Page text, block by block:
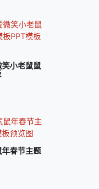
小老鼠鼠
春节主题